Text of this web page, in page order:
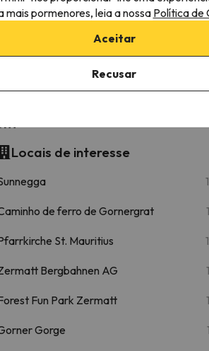
5.6 km 21 min Mittelallalin
19.8 km 47 min
Locais de interesse
de ferro de Gornergrat
St. Mauritius
Bergbahnen AG
Fun Park Zermatt
Gorge
pormenores, leia a nossa Política de
Aceitar
Recusar